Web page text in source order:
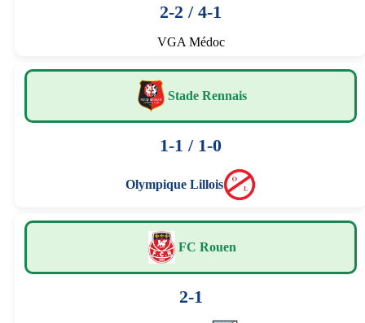
2-2 / 4-1
VGA Médoc
Stade Rennais
1-1 / 1-0
Olympique Lillois
FC Rouen
2-1